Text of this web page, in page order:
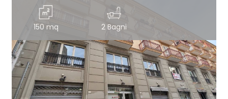
150 mq 2 Bagni